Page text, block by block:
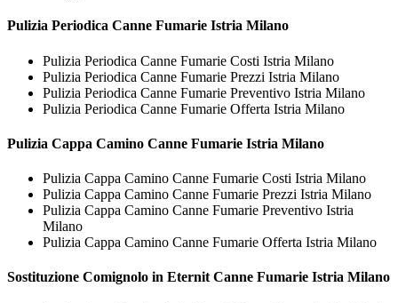
Pulizia Periodica Canne Fumarie Istria Milano
Pulizia Periodica Canne Fumarie Costi Istria Milano
Pulizia Periodica Canne Fumarie Prezzi Istria Milano
Pulizia Periodica Canne Fumarie Preventivo Istria Milano
Pulizia Periodica Canne Fumarie Offerta Istria Milano
Pulizia Cappa Camino Canne Fumarie Istria Milano
Pulizia Cappa Camino Canne Fumarie Costi Istria Milano
Pulizia Cappa Camino Canne Fumarie Prezzi Istria Milano
Pulizia Cappa Camino Canne Fumarie Preventivo Istria
Milano
Pulizia Cappa Camino Canne Fumarie Offerta Istria Milano
Sostituzione Comignolo in Eternit Canne Fumarie Istria Milano